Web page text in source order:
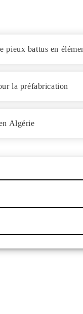
battus en
la préfabrication
Algérie